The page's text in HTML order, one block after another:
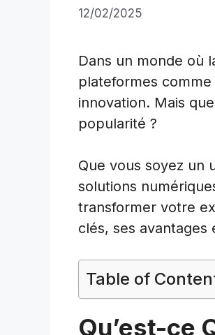
12/02/2025
Dans un monde où
plateformes
innovation. Mais
popularité ?
Que vous soyez un
solutions
transformer votre
clés, ses avantages
Table of
Qu’est-ce